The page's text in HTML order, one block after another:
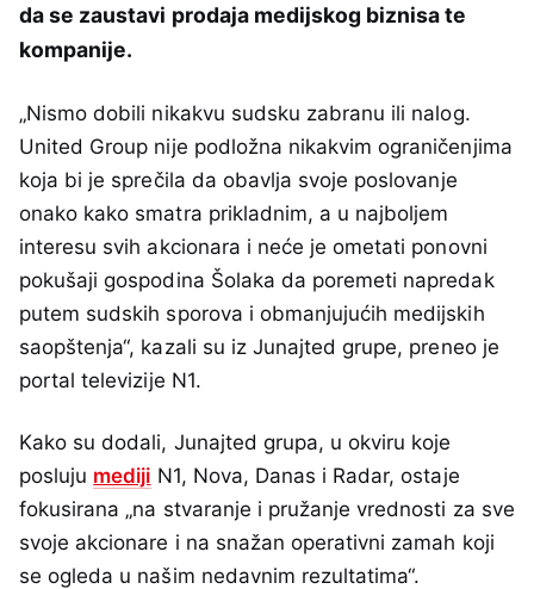
da se zaustavi prodaja medijskog biznisa te
kompanije.
„Nismo dobili nikakvu sudsku zabranu ili nalog.
United Group nije podložna nikakvim ograničenjima
koja bi je sprečila da obavlja svoje poslovanje
onako kako smatra prikladnim, a u najboljem
interesu svih akcionara i neće je ometati ponovni
pokušaji gospodina Šolaka da poremeti napredak
putem sudskih sporova i obmanjujućih medijskih
saopštenja“, kazali su iz Junajted grupe, preneo je
portal televizije N1.
Kako su dodali, Junajted grupa, u okviru koje
posluju mediji N1, Nova, Danas i Radar, ostaje
fokusirana „na stvaranje i pružanje vrednosti za sve
svoje akcionare i na snažan operativni zamah koji
se ogleda u našim nedavnim rezultatima“.